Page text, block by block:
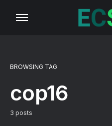
BROWSING TAG
cop16
3 posts